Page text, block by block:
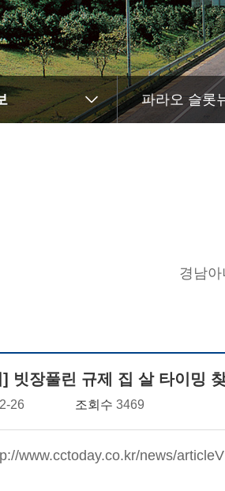
찾아오시는길
파라오 슬롯
경남
] 빗장풀린 규제 집 살 타이밍
26 조회수 3469
www.cctoday.co.kr/news/